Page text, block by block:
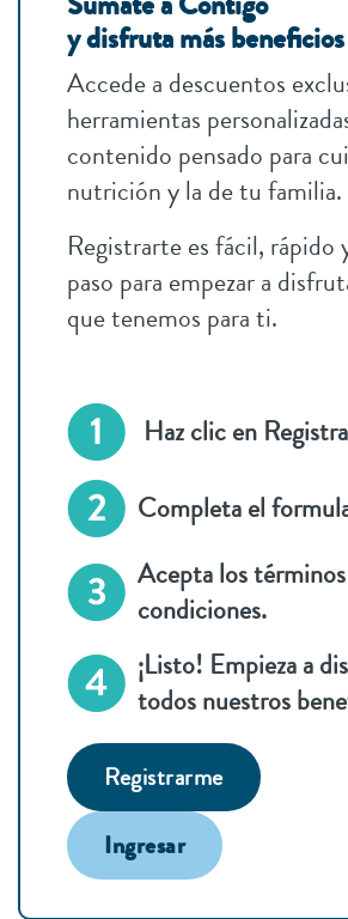
y disfruta más beneficios
Accede a descuentos
herramientas
contenido pensado para
nutrición y la de tu familia.
Registrarte es fácil, rápido
paso para empezar a
que tenemos para ti.
Haz clic en
Completa el
Acepta los
condiciones.
¡Listo! Empieza a
todos nuestros
Registrarme
Ingresar